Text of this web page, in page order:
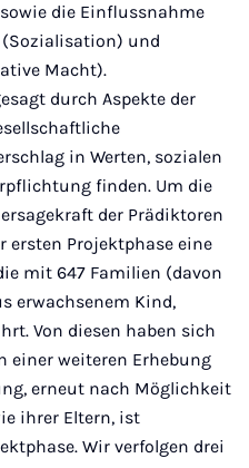
die Einflussnahme
(Sozialisation) und
Macht).
durch Aspekte der
in Werten, sozialen
finden. Um die
der Prädiktoren
ersten Projektphase eine
mit 647 Familien (davon
erwachsenem Kind,
Von diesen haben sich
einer weiteren Erhebung
erneut nach Möglichkeit
ihrer Eltern, ist
Wir verfolgen drei